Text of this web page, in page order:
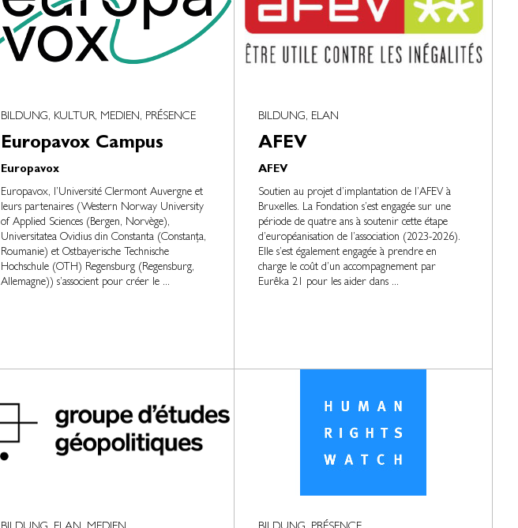
BILDUNG, KULTUR, MEDIEN, PRÉSENCE
Europavox Campus
Europavox
Europavox, l’Université Clermont Auvergne et
leurs partenaires (Western Norway University
of Applied Sciences (Bergen, Norvège),
Universitatea Ovidius din Constanta (Constanța,
Roumanie) et Ostbayerische Technische
Hochschule (OTH) Regensburg (Regensburg,
Allemagne)) s’associent pour créer le ...
BILDUNG, ELAN
AFEV
AFEV
Soutien au projet d’implantation de l’AFEV à
Bruxelles. La Fondation s’est engagée sur une
période de quatre ans à soutenir cette étape
d’européanisation de l’association (2023-2026).
Elle s’est également engagée à prendre en
charge le coût d’un accompagnement par
Eurêka 21 pour les aider dans ...